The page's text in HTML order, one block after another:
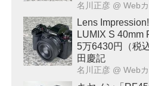
ッサM ●photo＆
名川正彦 @ Web
Lens
LUMIX S 40mm
5万6430円（税
田慶記
名川正彦 @ Web